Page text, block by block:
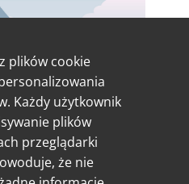
plików cookie
Każdy użytkownik
plików
przeglądarki
że nie